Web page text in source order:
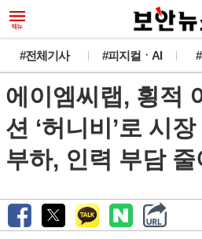
#전체기사 #피지컬ㆍAI
에이엠씨랩, 횡적
션 ‘허니비’로 시
부하, 인력 부담 줄